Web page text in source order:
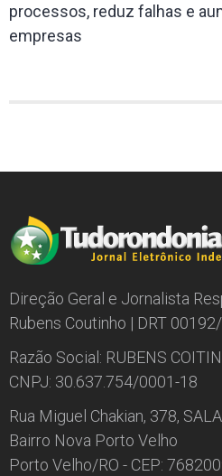
processos, reduz falhas e
empresas
Direção Geral e Jornalista
Rubens Coutinho | DRT
Razão Social: RUBENS
CNPJ: 30.637.754/0001-18
Rua Miguel Chakian, 378,
Bairro Nova Porto Velho
Porto Velho/RO - CEP: